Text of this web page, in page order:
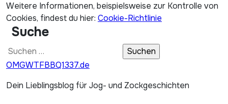
Weitere Informationen, beispielsweise zur Kontrolle von
Cookies, findest du hier: Cookie-Richtlinie
Suche
Suchen
nach:
OMGWTFBBQ1337.de
Dein Lieblingsblog für Jog- und Zockgeschichten